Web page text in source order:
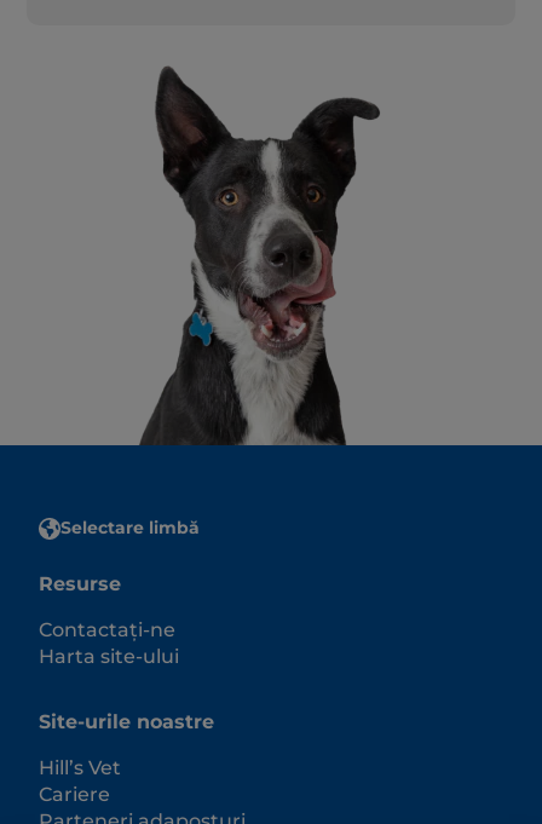
Selectare limbă
Resurse
Contactați-ne
Harta site-ului
Site-urile noastre
Hill’s Vet
Cariere